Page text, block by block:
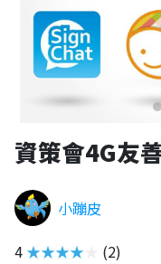
資策會4G友
小蹦皮
4 ★★★★★
(2)